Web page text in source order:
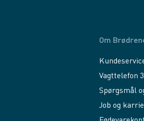
Om
Vagttelefon
Spørgsmål
Job og